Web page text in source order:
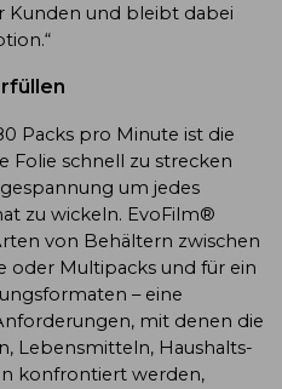
Kunden und bleibt dabei
Packs pro Minute ist die
Folie schnell zu strecken
um jedes
zu wickeln. EvoFilm®
von Behältern zwischen
oder Multipacks und für ein
– eine
mit denen die
Lebensmitteln, Haushalts-
konfrontiert werden,